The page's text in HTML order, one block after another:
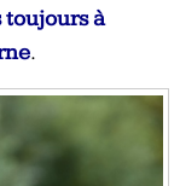
à
.